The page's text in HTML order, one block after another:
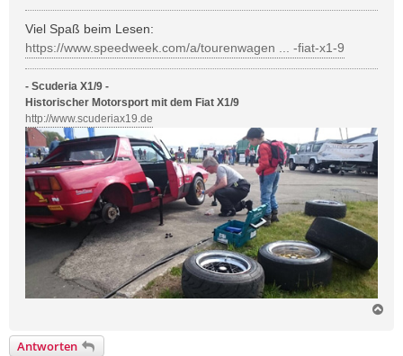
e
i
r
a
g
Viel Spaß beim Lesen:
https://www.speedweek.com/a/tourenwagen ... -fiat-x1-9
- Scuderia X1/9 -
Historischer Motorsport mit dem Fiat X1/9
http://www.scuderiax19.de
Antworten